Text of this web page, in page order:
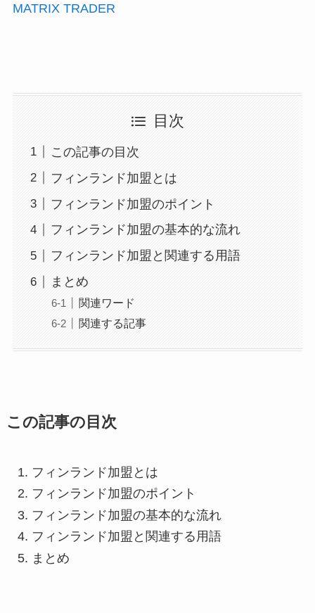
MATRIX TRADER
目次
この記事の目次
フィンランド加盟とは
フィンランド加盟のポイント
フィンランド加盟の基本的な流れ
フィンランド加盟と関連する用語
まとめ
関連ワード
関連する記事
この記事の目次
フィンランド加盟とは
フィンランド加盟のポイント
フィンランド加盟の基本的な流れ
フィンランド加盟と関連する用語
まとめ